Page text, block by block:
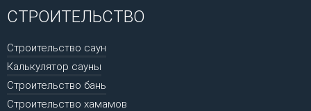
СТРОИТЕЛЬСТВО
Строительство саун
Калькулятор сауны
Строительство бань
Строительство хамамов